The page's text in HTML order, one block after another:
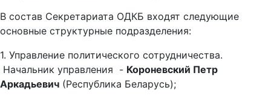
В состав Секретариата ОДКБ входят следующие
основные структурные подразделения:
1. Управление политического сотрудничества.
Начальник управления - Короневский Петр
Аркадьевич (Республика Беларусь);